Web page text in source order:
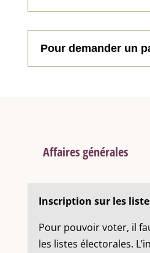
Pour demander un
Affaires générales
Inscription sur les
Pour pouvoir voter, il
les listes électorales.